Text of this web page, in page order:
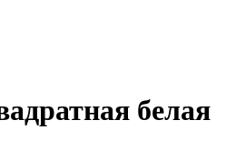
белая